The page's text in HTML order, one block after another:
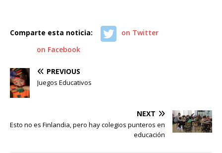
Comparte esta noticia:
on Twitter
on Facebook
PREVIOUS
Juegos Educativos
NEXT
Esto no es Finlandia, pero hay colegios punteros en
educación